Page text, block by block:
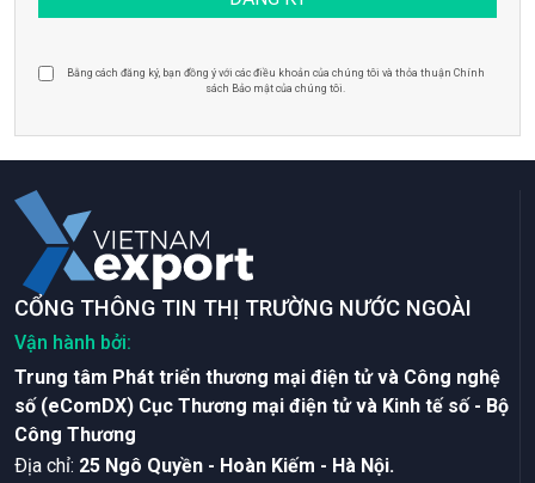
Bằng cách đăng ký, bạn đồng ý với các điều khoản của chúng tôi và thỏa thuận Chính
sách Bảo mật của chúng tôi.
CỔNG THÔNG TIN THỊ TRƯỜNG NƯỚC NGOÀI
Vận hành bởi:
Trung tâm Phát triển thương mại điện tử và Công nghệ
số (eComDX) Cục Thương mại điện tử và Kinh tế số - Bộ
Công Thương
Ðịa chỉ: 25 Ngô Quyền - Hoàn Kiếm - Hà Nội.